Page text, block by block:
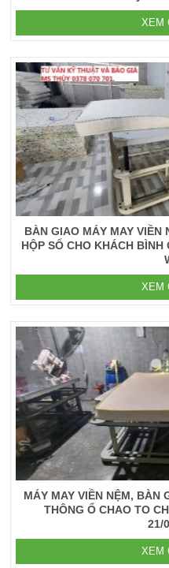
XEM
BÀN GIAO MÁY MAY VIỀN
HỘP SỐ CHO KHÁCH
XEM
MÁY MAY VIỀN NỆM, BÀN
THÔNG Ổ CHAO TO
21/
XEM